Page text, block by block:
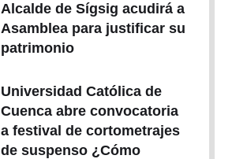
Alcalde de Sígsig acudirá a
Asamblea para justificar su
patrimonio
Universidad Católica de
Cuenca abre convocatoria
a festival de cortometrajes
de suspenso ¿Cómo